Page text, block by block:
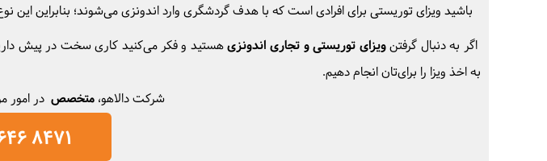
باشید ویزای توریستی برای افرادی است که با هدف گردشگری وارد اندونزی می‌شوند؛ بنابراین این
اگر به دنبال گرفتنویزای توریستی و تجاری اندونزیهستید و فکر می‌کنید کاری سخت در پیش
به اخذ ویزا را برای‌تان انجام دهیم.
شرکت دالاهو، متخصص در امور
8471